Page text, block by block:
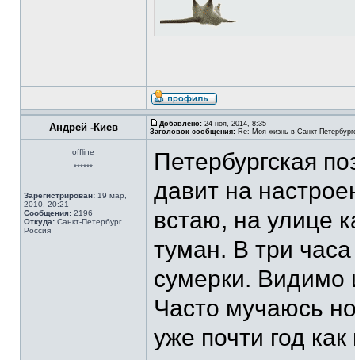
Андрей -Киев Добавлено: 24 ноя, 2014, 8:35
Заголовок сообщения: Re: Моя жизнь в Санкт-
offline
******
Зарегистрирован: 19 мар,
2010, 20:21
Сообщения: 2196
Откуда: Санкт-Петербург.
Россия
Петербургская
давит на
встаю, на улице
туман. В три
сумерки. Видимо
Часто мучаюсь
уже почти год как